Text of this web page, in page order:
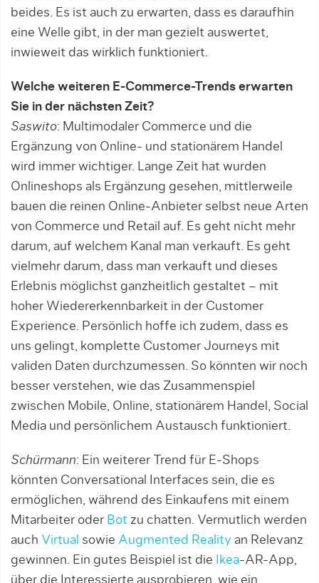
beides. Es ist auch zu erwarten, dass es daraufhin
eine Welle gibt, in der man gezielt auswertet,
inwieweit das wirklich funktioniert.
Welche weiteren E-Commerce-Trends erwarten
Sie in der nächsten Zeit?
Saswito: Multimodaler Commerce und die
Ergänzung von Online- und stationärem Handel
wird immer wichtiger. Lange Zeit hat wurden
Onlineshops als Ergänzung gesehen, mittlerweile
bauen die reinen Online-Anbieter selbst neue Arten
von Commerce und Retail auf. Es geht nicht mehr
darum, auf welchem Kanal man verkauft. Es geht
vielmehr darum, dass man verkauft und dieses
Erlebnis möglichst ganzheitlich gestaltet – mit
hoher Wiedererkennbarkeit in der Customer
Experience. Persönlich hoffe ich zudem, dass es
uns gelingt, komplette Customer Journeys mit
validen Daten durchzumessen. So könnten wir noch
besser verstehen, wie das Zusammenspiel
zwischen Mobile, Online, stationärem Handel, Social
Media und persönlichem Austausch funktioniert.
Schürmann: Ein weiterer Trend für E-Shops
könnten Conversational Interfaces sein, die es
ermöglichen, während des Einkaufens mit einem
Mitarbeiter oder Bot zu chatten. Vermutlich werden
auch Virtual sowie Augmented Reality an Relevanz
gewinnen. Ein gutes Beispiel ist die
Ikea-AR-App,
über die Interessierte ausprobieren, wie ein